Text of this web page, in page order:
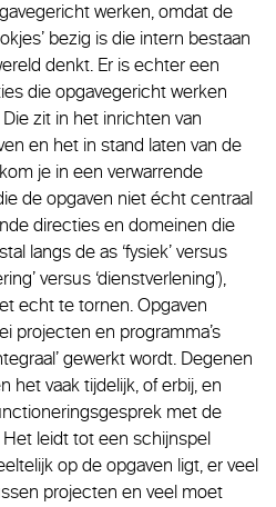
werken, omdat de
bezig is die intern bestaan
denkt. Er is echter een
die opgavegericht werken
zit in het inrichten van
en het in stand laten van de
je in een verwarrende
de opgaven niet écht centraal
directies en domeinen die
langs de as ‘fysiek’ versus
versus ‘dienstverlening’),
echt te tornen. Opgaven
projecten en programma’s
gewerkt wordt. Degenen
het vaak tijdelijk, of erbij, en
met de
Het leidt tot een schijnspel
op de opgaven ligt, er veel
projecten en veel moet